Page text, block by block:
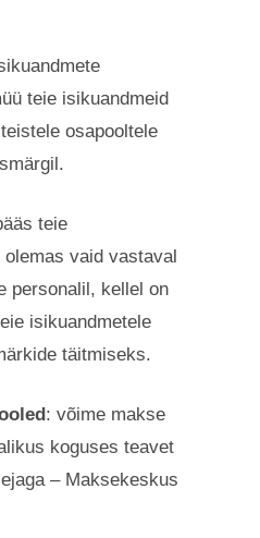
teie isikuandmeid
osapooltele
teie
vaid vastaval
personalil, kellel on
isikuandmetele
täitmiseks.
: võime makse
koguses teavet
– Maksekeskus